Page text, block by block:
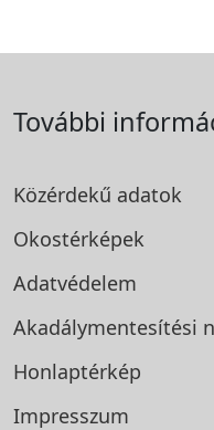
További
Közérdekű adatok
Okostérképek
Adatvédelem
Akadálymentesítési
Honlaptérkép
Impresszum